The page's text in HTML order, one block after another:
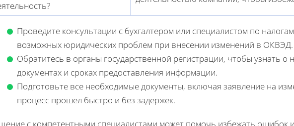
Проведите консультации с бухгалтером или специалистом по
возможных юридических проблем при внесении изменений в ОКВЭД.
Обратитесь в органы государственной регистрации, чтобы узнать о
документах и сроках предоставления информации.
Подготовьте все необходимые документы, включая заявление на
процесс прошел быстро и без задержек.